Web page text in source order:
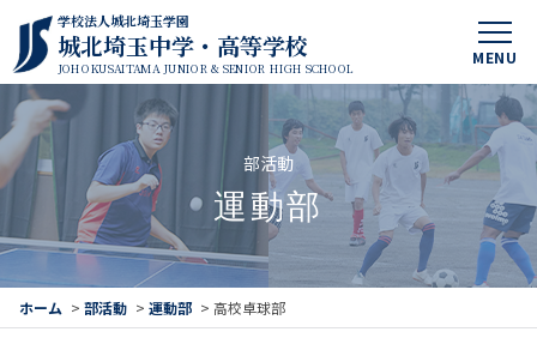
MENU
学校法人城北埼玉学園
城北埼玉中学・高等学校
JOHOKUSAITAMA JUNIOR & SENIOR HIGH SCHOOL
部活動
運動部
ホーム > 部活動 > 運動部 > 高校卓球部